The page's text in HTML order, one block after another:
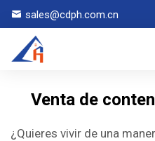
sales@cdph.com.cn
Venta de
¿Quieres vivir de una